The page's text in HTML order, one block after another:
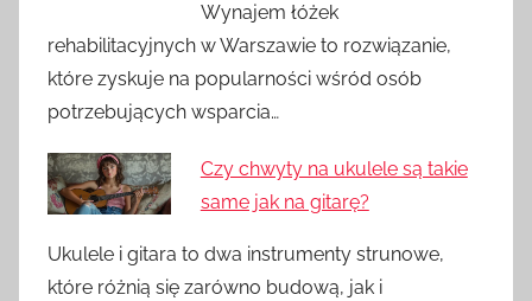
Wynajem łóżek
rehabilitacyjnych w Warszawie to rozwiązanie,
które zyskuje na popularności wśród osób
potrzebujących wsparcia…
Czy chwyty na ukulele są takie
same jak na gitarę?
Ukulele i gitara to dwa instrumenty strunowe,
które różnią się zarówno budową, jak i